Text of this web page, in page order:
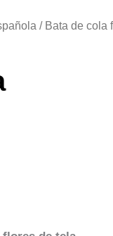
/ Bata de cola